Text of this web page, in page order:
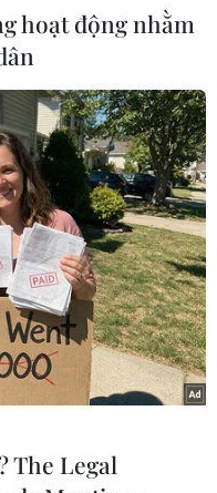
#địa phương
hành chính
hoạt động nhằm
The Legal